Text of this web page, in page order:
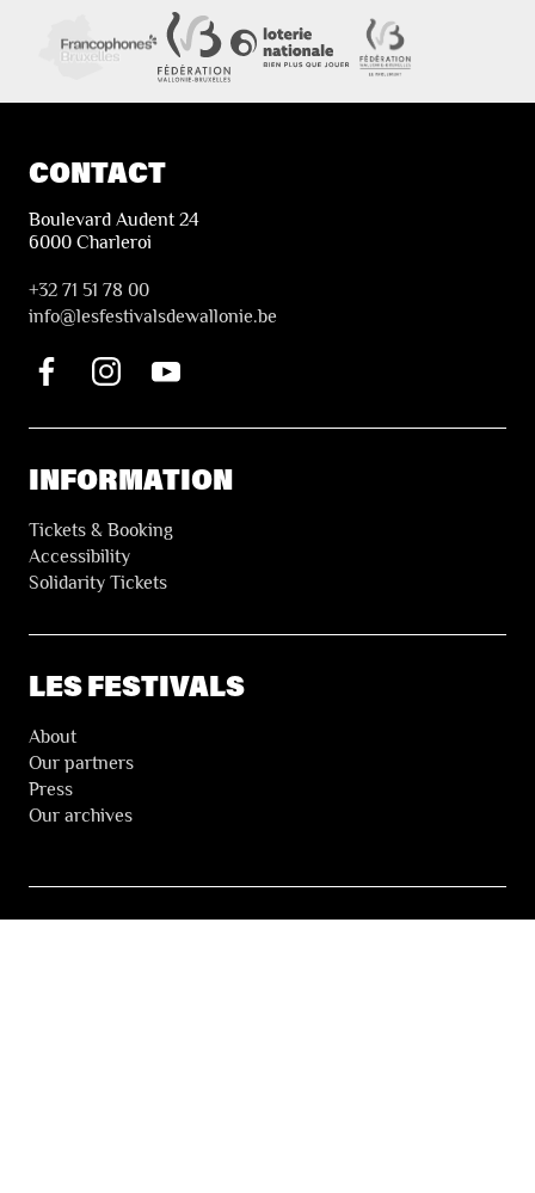
CONTACT
Boulevard Audent 24
6000 Charleroi
+32 71 51 78 00
info@lesfestivalsdewallonie.be
INFORMATION
Tickets & Booking
Accessibility
Solidarity Tickets
LES FESTIVALS
About
Our partners
Press
Our archives